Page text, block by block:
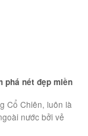
phá nét đẹp miền
Cổ Chiên, luôn là
nước bởi vẻ